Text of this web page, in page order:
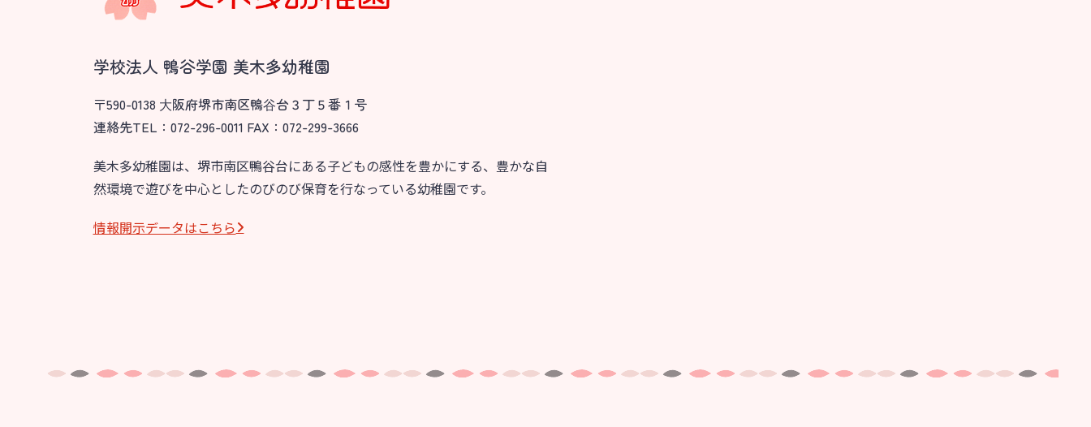
学校法人 鴨谷学園 美木多幼稚園
〒590-0138 ⼤阪府堺市南区鴨⾕台３丁５番１号
連絡先TEL：072-296-0011 FAX：072-299-3666
美木多幼稚園は、堺市南区鴨谷台にある子どもの感性を豊かにする、豊かな自
然環境で遊びを中心としたのびのび保育を行なっている幼稚園です。
情報開⽰データはこちら